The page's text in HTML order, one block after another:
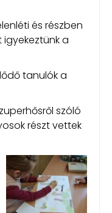
és részben
a
tanulók a
szóló
részt vettek